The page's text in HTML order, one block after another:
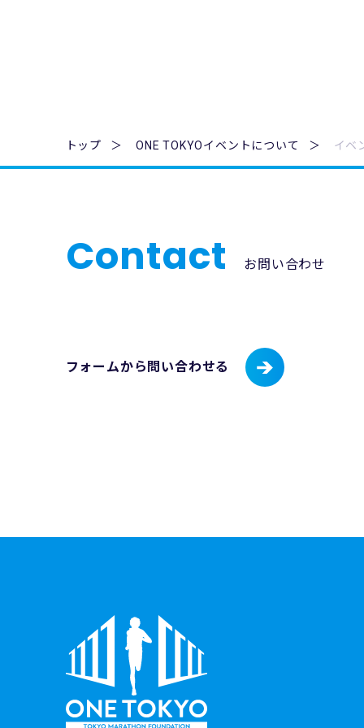
トップ ONE TOKYOイベントについて イベ
Contact お問い合わせ
フォームから問い合わせる